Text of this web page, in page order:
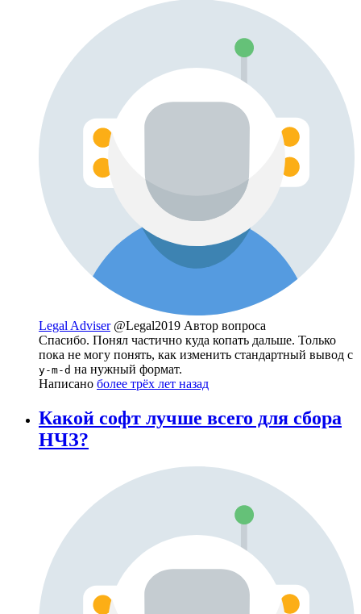
Legal Adviser @Legal2019 Автор вопроса
Спасибо. Понял частично куда копать дальше. Только
пока не могу понять, как изменить стандартный вывод с
y-m-d на нужный формат.
Написано более трёх лет назад
Какой софт лучше всего для сбора
НЧЗ?